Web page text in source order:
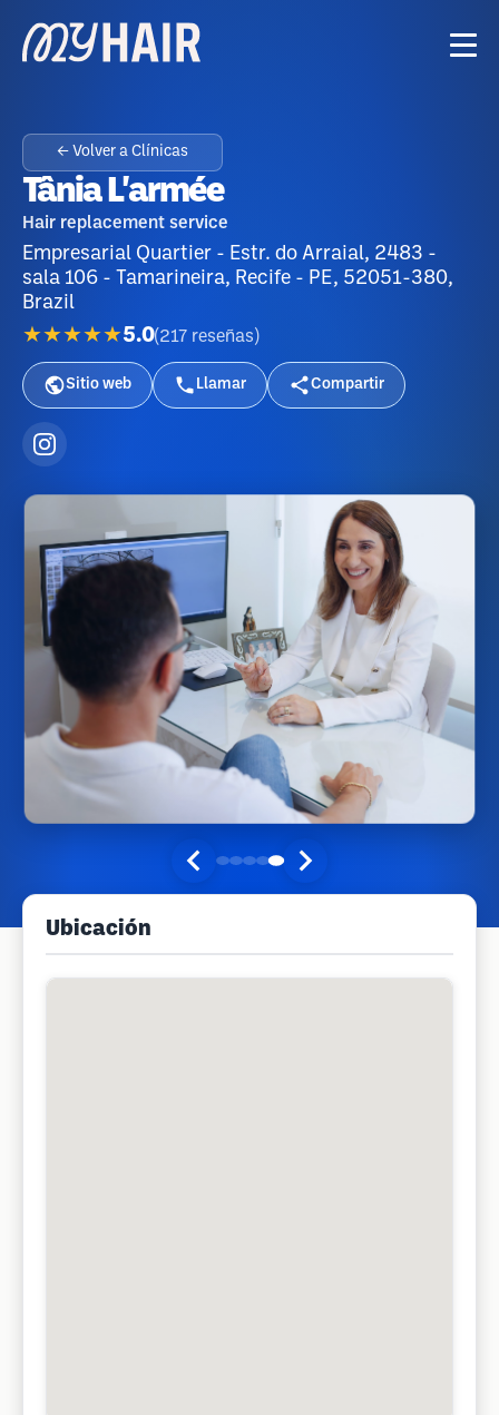
← Volver a Clínicas
Tânia L'armée
Hair replacement service
Empresarial Quartier - Estr. do Arraial, 2483 -
sala 106 - Tamarineira, Recife - PE, 52051-380,
Brazil
★★★★★5.0(217 reseñas )
Sitio web Llamar Compartir
Ubicación